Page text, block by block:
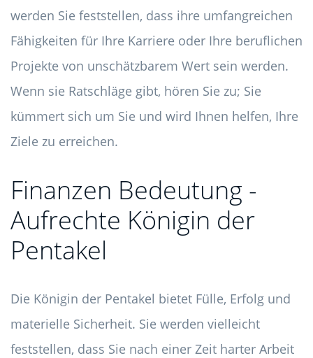
werden Sie feststellen, dass ihre umfangreichen
Fähigkeiten für Ihre Karriere oder Ihre beruflichen
Projekte von unschätzbarem Wert sein werden.
Wenn sie Ratschläge gibt, hören Sie zu; Sie
kümmert sich um Sie und wird Ihnen helfen, Ihre
Ziele zu erreichen.
Finanzen Bedeutung -
Aufrechte Königin der
Pentakel
Die Königin der Pentakel bietet Fülle, Erfolg und
materielle Sicherheit. Sie werden vielleicht
feststellen, dass Sie nach einer Zeit harter Arbeit